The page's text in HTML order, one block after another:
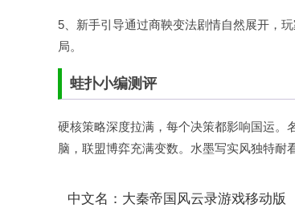
5、新手引导通过商鞅变法剧情自然展开，
局。
蛙扑小编测评
硬核策略深度拉满，每个决策都影响国运。
脑，联盟博弈充满变数。水墨写实风独特耐
中文名：大秦帝国风云录游戏移动版